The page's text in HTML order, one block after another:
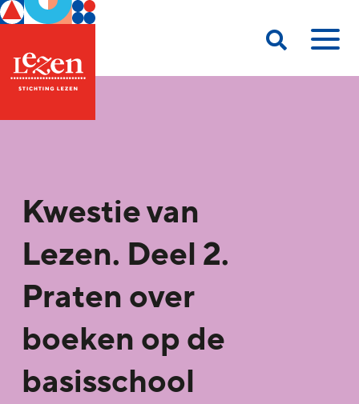
Kwestie van
Lezen. Deel 2.
Praten over
boeken op de
basisschool